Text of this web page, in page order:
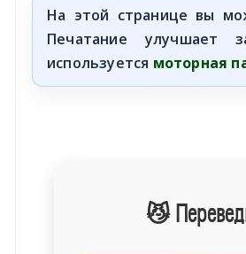
На этой странице вы
Печатание улучшает
используется моторная
😼